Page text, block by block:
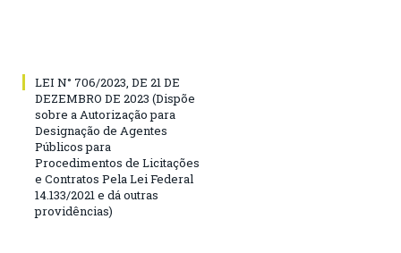
LEI N° 706/2023, DE 21 DE
DEZEMBRO DE 2023 (Dispõe
sobre a Autorização para
Designação de Agentes
Públicos para
Procedimentos de Licitações
e Contratos Pela Lei Federal
14.133/2021 e dá outras
providências)